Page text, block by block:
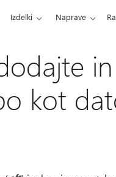
Izdelki Naprave
kot